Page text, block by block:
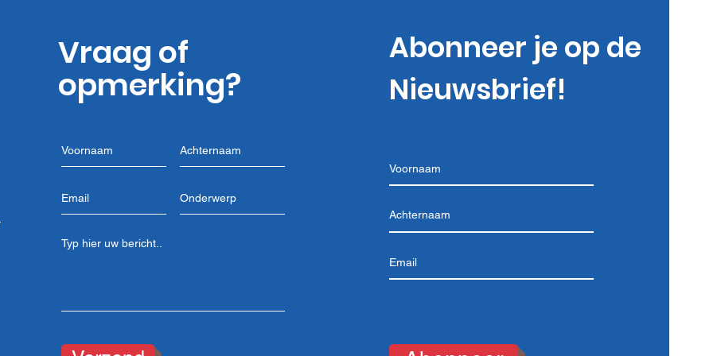
aardbeving in Marokko!
Vraag of
opmerking?
Abonneer je op de
Nieuwsbrief!